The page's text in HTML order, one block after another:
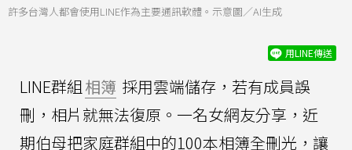
許多台灣人都會使用LINE作為主要通訊軟體。示意圖／AI生成
用LINE傳送
LINE群組相簿 採用雲端儲存，若有成員誤
刪，相片就無法復原。一名女網友分享，近
期伯母把家庭群組中的100本相簿全刪光，讓